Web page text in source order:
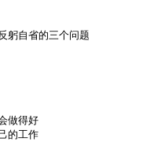
躬自省的三个问题
做得好
的工作